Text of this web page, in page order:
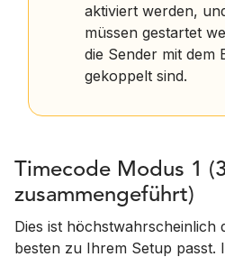
aktiviert werden,
müssen gestartet
die Sender mit dem
gekoppelt sind.
Timecode Modus 1
zusammengeführt)
Dies ist höchstwahrscheinlich
besten zu Ihrem Setup passt.